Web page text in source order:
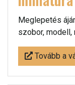
Meglepetés
szobor, modell,
Tovább a